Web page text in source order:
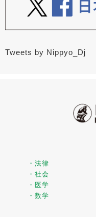
Tweets by Nippyo_Dj
・法律
・社会
・医学
・数学